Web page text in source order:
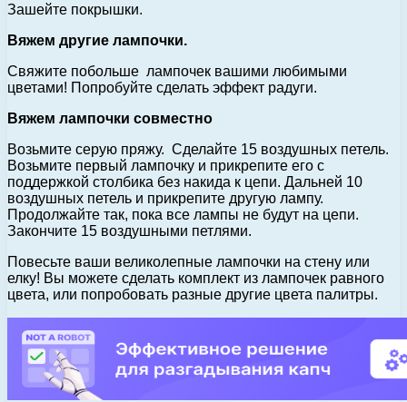
Зашейте покрышки.
Вяжем другие лампочки.
Свяжите побольше лампочек вашими любимыми
цветами! Попробуйте сделать эффект радуги.
Вяжем лампочки совместно
Возьмите серую пряжу. Сделайте 15 воздушных петель.
Возьмите первый лампочку и прикрепите его с
поддержкой столбика без накида к цепи. Дальней 10
воздушных петель и прикрепите другую лампу.
Продолжайте так, пока все лампы не будут на цепи.
Закончите 15 воздушными петлями.
Повесьте ваши великолепные лампочки на стену или
елку! Вы можете сделать комплект из лампочек равного
цвета, или попробовать разные другие цвета палитры.